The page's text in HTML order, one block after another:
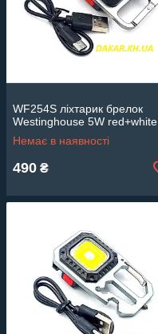
WF254S ліхтарик брелок
Westinghouse 5W red+white
Немає в наявності
490 ₴